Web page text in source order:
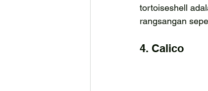
tortoiseshell
rangsangan
4. Calico